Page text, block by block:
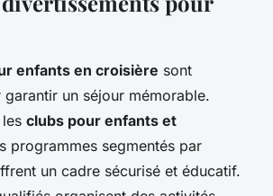
enfants en croisière sont
garantir un séjour mémorable.
clubs pour enfants et
programmes segmentés par
un cadre sécurisé et éducatif.